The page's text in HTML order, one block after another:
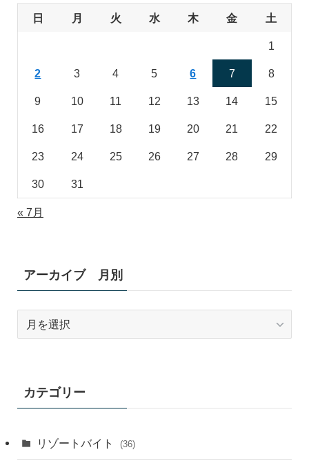
日 月 火 水 木 金 土
1
2 3 4 5 6 7 8
9 10 11 12 13 14 15
16 17 18 19 20 21 22
23 24 25 26 27 28 29
30 31
« 7月
アーカイブ 月別
ブ
カテゴリー
リゾートバイト (36)